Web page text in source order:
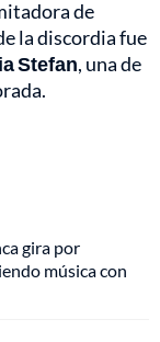
de
la discordia fue
Stefan, una de
gira por
música con